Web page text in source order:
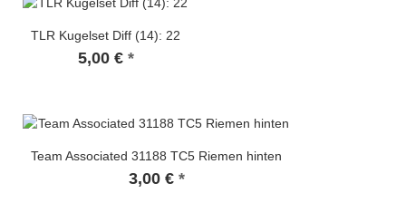
TLR Kugelset Diff (14): 22
5,00 € *
Team Associated 31188 TC5 Riemen hinten
3,00 € *